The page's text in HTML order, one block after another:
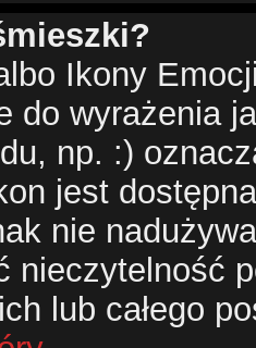
Ikony
do wyrażenia
np. :)
jest
nie
nieczytelność
lub całego